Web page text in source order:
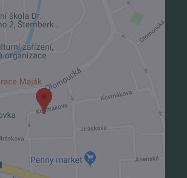
je blokován Volbami soukromí
si načíst externí obsah?
Povolit jednou
- souhlas s druhem cookie:
Funkční